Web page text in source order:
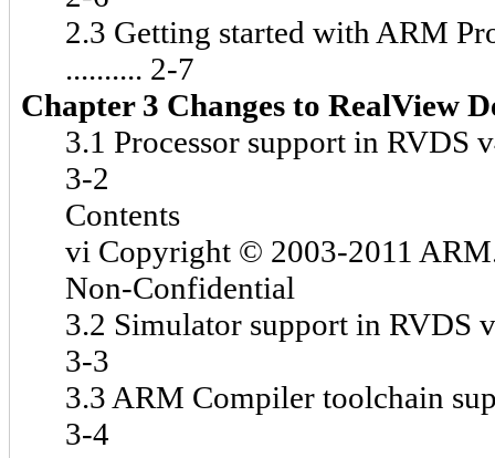
2.3 Getting started with ARM
.......... 2-7
Chapter 3 Changes to RealView
3.1 Processor support in RVDS
3-2
Contents
vi Copyright © 2003-2011
Non-Confidential
3.2 Simulator support in RVDS
3-3
3.3 ARM Compiler toolchain
3-4